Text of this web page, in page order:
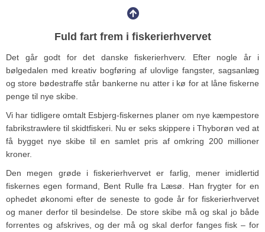
Fuld fart frem i fiskerierhvervet
Det går godt for det danske fiskerierhverv. Efter nogle år i
bølgedalen med kreativ bogføring af ulovlige fangster, sagsanlæg
og store bødestraffe står bankerne nu atter i kø for at låne fiskerne
penge til nye skibe.
Vi har tidligere omtalt Esbjerg-fiskernes planer om nye kæmpestore
fabrikstrawlere til skidtfiskeri. Nu er seks skippere i Thyborøn ved at
få bygget nye skibe til en samlet pris af omkring 200 millioner
kroner.
Den megen grøde i fiskerierhvervet er farlig, mener imidlertid
fiskernes egen formand, Bent Rulle fra Læsø. Han frygter for en
ophedet økonomi efter de seneste to gode år for fiskerierhvervet
og maner derfor til besindelse. De store skibe må og skal jo både
forrentes og afskrives, og der må og skal derfor fanges fisk – for